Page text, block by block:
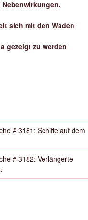
sich mit den Waden
gezeigt zu werden
# 3181: Schiffe auf dem
# 3182: Verlängerte